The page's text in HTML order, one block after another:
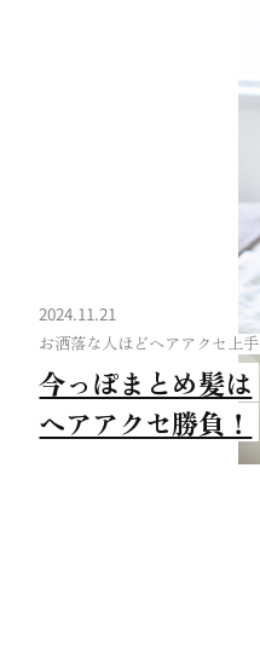
2024.11.21
お洒落な人ほどヘアアクセ上手
今っぽまとめ髪は
ヘアアクセ勝負！